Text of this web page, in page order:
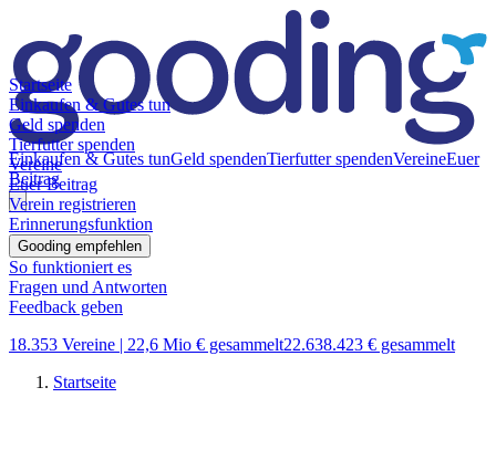
Einkaufen & Gutes tunGeld spendenTierfutter spendenVereineEuer
Beitrag
Startseite
Einkaufen & Gutes tun
Geld spenden
Tierfutter spenden
Vereine
Euer Beitrag
Verein registrieren
Erinnerungsfunktion
Gooding empfehlen
So funktioniert es
Fragen und Antworten
Feedback geben
18.353 Vereine | 22,6 Mio € gesammelt22.638.423 € gesammelt
Startseite